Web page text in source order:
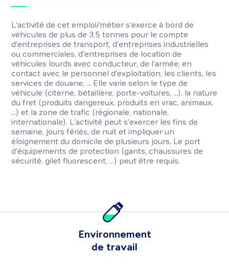
L'activité de cet emploi/métier s'exerce à bord de
véhicules de plus de 3,5 tonnes pour le compte
d'entreprises de transport, d'entreprises industrielles
ou commerciales, d'entreprises de location de
véhicules lourds avec conducteur, de l'armée, en
contact avec le personnel d'exploitation, les clients, les
services de douane, ... Elle varie selon le type de
véhicule (citerne, bétaillère, porte-voitures, ...), la nature
du fret (produits dangereux, produits en vrac, animaux,
...) et la zone de trafic (régionale, nationale,
internationale). L'activité peut s'exercer les fins de
semaine, jours fériés, de nuit et impliquer un
éloignement du domicile de plusieurs jours. Le port
d'équipements de protection (gants, chaussures de
sécurité, gilet fluorescent, ...) peut être requis.
Environnement
de travail